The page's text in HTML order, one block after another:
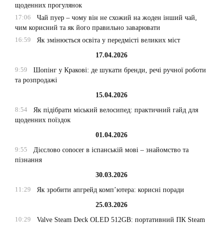
щоденних прогулянок
17:06
Чай пуер – чому він не схожий на жоден інший чай,
чим корисний та як його правильно заварювати
16:59
Як змінюється освіта у передмісті великих міст
17.04.2026
9:59
Шопінг у Кракові: де шукати бренди, речі ручної роботи
та розпродажі
15.04.2026
8:54
Як підібрати міський велосипед: практичний гайд для
щоденних поїздок
01.04.2026
9:55
Дієслово conocer в іспанській мові – знайомство та
пізнання
30.03.2026
11:29
Як зробити апгрейд комп’ютера: корисні поради
25.03.2026
10:29
Valve Steam Deck OLED 512GB: портативний ПК Steam